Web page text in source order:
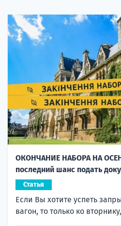
ОКОНЧАНИЕ НАБОРА НА
последний шанс подать
Статья
Если Вы хотите успеть
вагон, то только ко